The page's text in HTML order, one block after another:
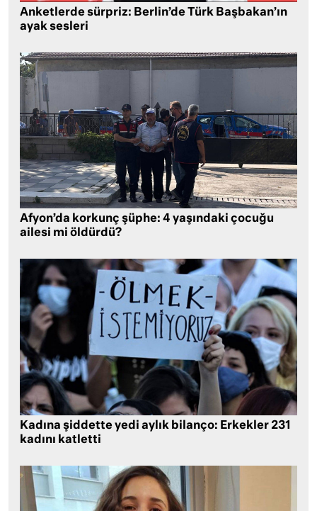
Anketlerde sürpriz: Berlin’de Türk Başbakan’ın
ayak sesleri
Afyon’da korkunç şüphe: 4 yaşındaki çocuğu
ailesi mi öldürdü?
Kadına şiddette yedi aylık bilanço: Erkekler 231
kadını katletti